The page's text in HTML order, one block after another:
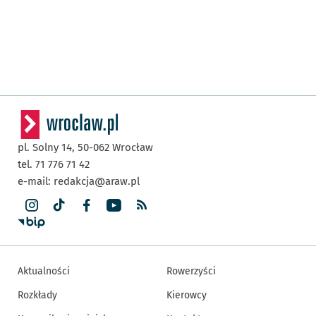
pl. Solny 14, 50-062 Wrocław
tel. 71 776 71 42
e-mail: redakcja@araw.pl
Aktualności
Rozkłady
Rowerzyści
Kierowcy